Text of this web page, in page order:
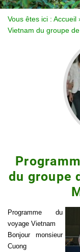
Vous êtes ici : Accueil
Vietnam du groupe
du groupe
Programme du
voyage Vietnam
Bonjour monsieur
Cuong